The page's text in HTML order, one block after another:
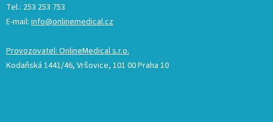
Tel.: 253 253 753
E-mail: info@onlinemedical.cz
Provozovatel: OnlineMedical s.r.o.
Kodaňská 1441/46, Vršovice, 101 00 Praha 10